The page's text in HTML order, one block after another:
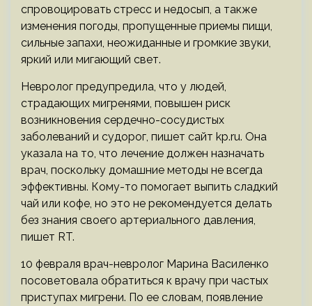
спровоцировать стресс и недосып, а также
изменения погоды, пропущенные приемы пищи,
сильные запахи, неожиданные и громкие звуки,
яркий или мигающий свет.
Невролог предупредила, что у людей,
страдающих мигренями, повышен риск
возникновения сердечно-сосудистых
заболеваний и судорог, пишет сайт kp.ru. Она
указала на то, что лечение должен назначать
врач, поскольку домашние методы не всегда
эффективны. Кому-то помогает выпить сладкий
чай или кофе, но это не рекомендуется делать
без знания своего артериального давления,
пишет RT.
10 февраля врач-невролог Марина Василенко
посоветовала обратиться к врачу при частых
приступах мигрени. По ее словам, появление